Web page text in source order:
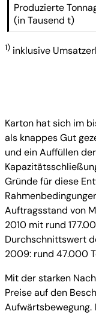
Produzierte
(in Tausend t)
1) inklusive
Karton hat sich im
als knappes Gut
und ein Auffüllen
Gründe für diese
Auftragsstand von
2010 mit rund
Durchschnittswert
2009: rund 47.000
Mit der starken
Preise auf den